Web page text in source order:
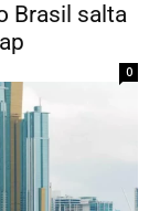
Brasil salta
0